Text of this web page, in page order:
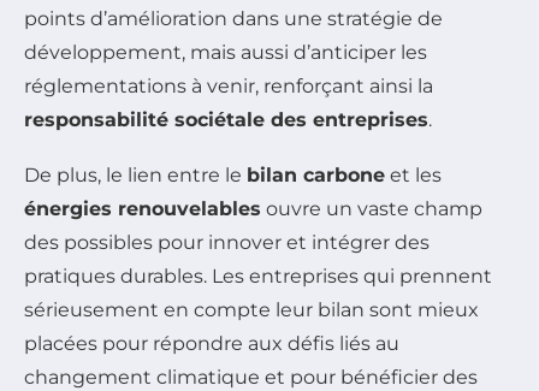
points d’amélioration dans une stratégie de
développement, mais aussi d’anticiper les
réglementations à venir, renforçant ainsi la
responsabilité sociétale des entreprises.
De plus, le lien entre le bilan carbone et les
énergies renouvelables ouvre un vaste champ
des possibles pour innover et intégrer des
pratiques durables. Les entreprises qui prennent
sérieusement en compte leur bilan sont mieux
placées pour répondre aux défis liés au
changement climatique et pour bénéficier des